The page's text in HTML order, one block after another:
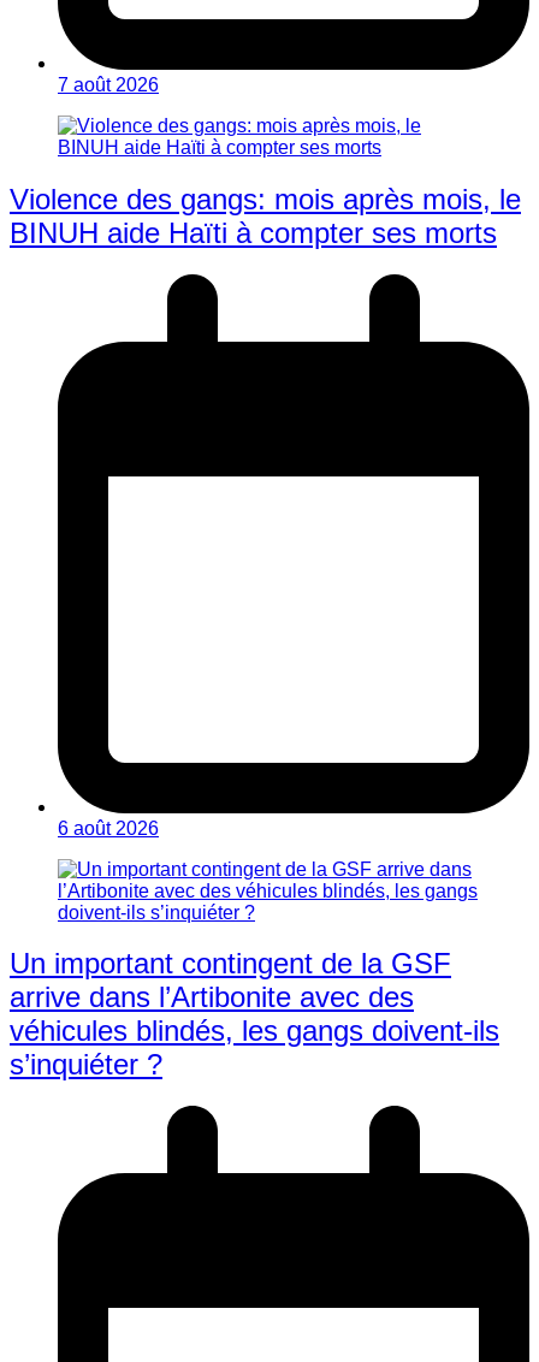
7 août 2026
Violence des gangs: mois après mois, le
BINUH aide Haïti à compter ses morts
6 août 2026
Un important contingent de la GSF
arrive dans l’Artibonite avec des
véhicules blindés, les gangs doivent-ils
s’inquiéter ?